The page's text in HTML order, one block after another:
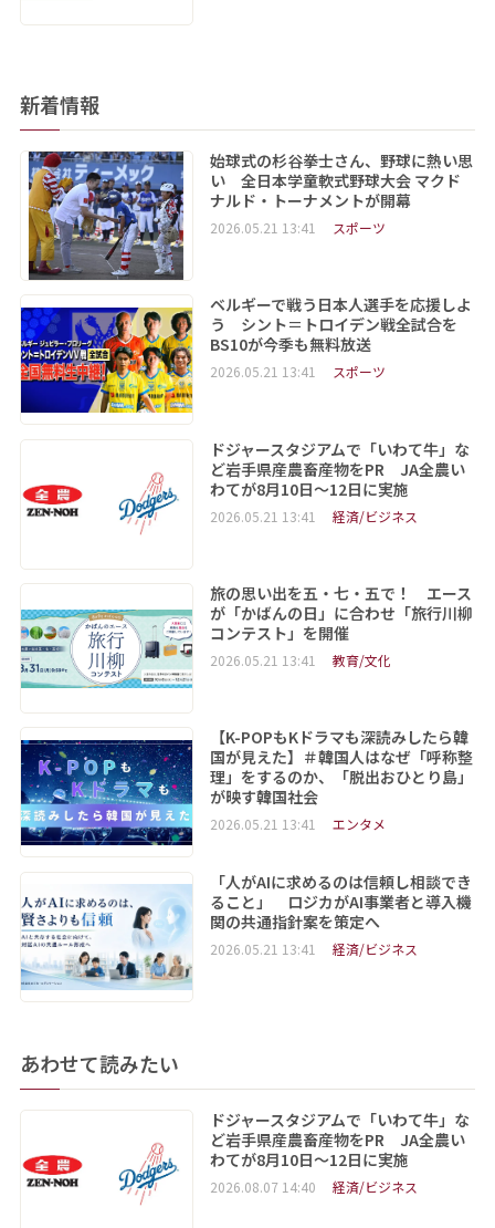
新着情報
始球式の杉谷拳士さん、野球に熱い思
い 全日本学童軟式野球大会 マクド
ナルド・トーナメントが開幕
2026.05.21 13:41 スポーツ
ベルギーで戦う日本人選手を応援しよ
う シント＝トロイデン戦全試合を
BS10が今季も無料放送
2026.05.21 13:41 スポーツ
ドジャースタジアムで「いわて牛」な
ど岩手県産農畜産物をPR JA全農い
わてが8月10日～12日に実施
2026.05.21 13:41 経済/ビジネス
旅の思い出を五・七・五で！ エース
が「かばんの日」に合わせ「旅行川柳
コンテスト」を開催
2026.05.21 13:41 教育/文化
【K-POPもKドラマも深読みしたら韓
国が見えた】＃韓国人はなぜ「呼称整
理」をするのか、「脱出おひとり島」
が映す韓国社会
2026.05.21 13:41 エンタメ
「人がAIに求めるのは信頼し相談でき
ること」 ロジカがAI事業者と導入機
関の共通指針案を策定へ
2026.05.21 13:41 経済/ビジネス
あわせて読みたい
ドジャースタジアムで「いわて牛」な
ど岩手県産農畜産物をPR JA全農い
わてが8月10日～12日に実施
2026.08.07 14:40 経済/ビジネス